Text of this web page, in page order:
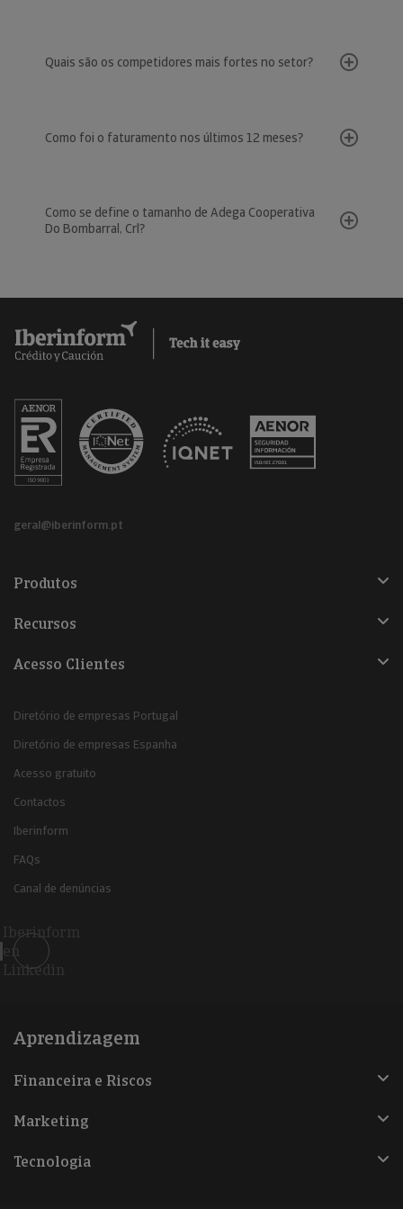
Quais são os competidores mais fortes no setor?
Como foi o faturamento nos últimos 12 meses?
Como se define o tamanho de Adega Cooperativa
Do Bombarral, Crl?
geral@iberinform.pt
Produtos
Recursos
Acesso Clientes
Diretório de empresas Portugal
Diretório de empresas Espanha
Acesso gratuito
Contactos
Iberinform
FAQs
Canal de denúncias
Iberinform
en
Linkedin
Aprendizagem
Financeira e Riscos
Marketing
Tecnologia